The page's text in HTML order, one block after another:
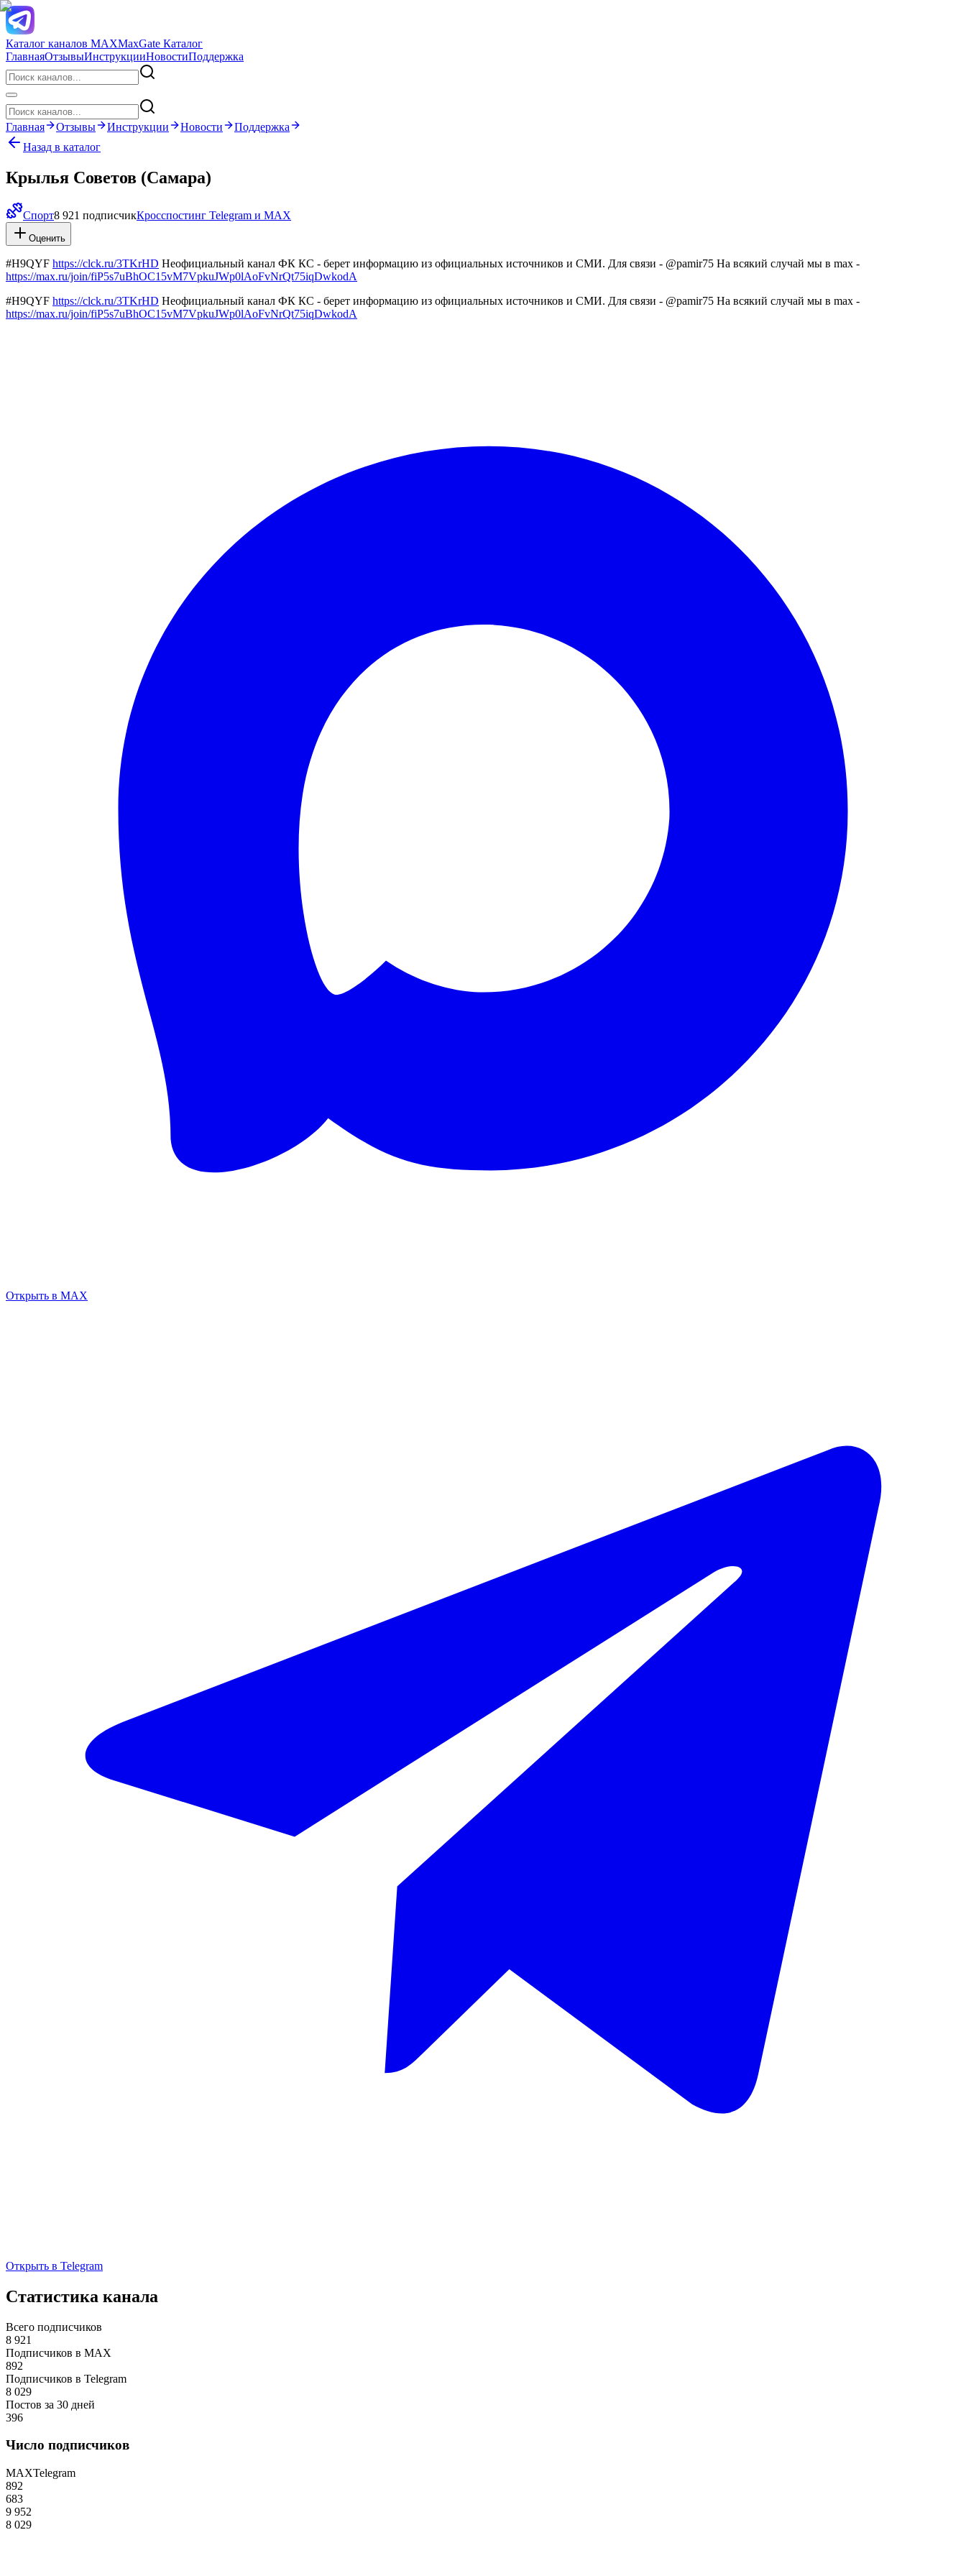
Каталог каналов MAXMaxGate Каталог
ГлавнаяОтзывыИнструкцииНовостиПоддержка
Главная Отзывы Инструкции Новости
Поддержка
Назад в каталог
Крылья Советов (Самара)
Спорт8 921 подписчикКросспостинг Telegram и MAX
Оценить
#H9QYF https://clck.ru/3TKrHD Неофициальный канал ФК КС - берет информацию из официальных источников и СМИ. Для связи - @pamir75 На всякий случай мы в max -
https://max.ru/join/fiP5s7uBhOC15vM7VpkuJWp0lAoFvNrQt75iqDwkodA
#H9QYF https://clck.ru/3TKrHD Неофициальный канал ФК КС - берет информацию из официальных источников и СМИ. Для связи - @pamir75 На всякий случай мы в max -
https://max.ru/join/fiP5s7uBhOC15vM7VpkuJWp0lAoFvNrQt75iqDwkodA
Открыть в MAX
Открыть в Telegram
Статистика канала
Всего подписчиков
8 921
Подписчиков в MAX
892
Подписчиков в Telegram
8 029
Постов за 30 дней
396
Число подписчиков
MAXTelegram
892
683
9 952
8 029